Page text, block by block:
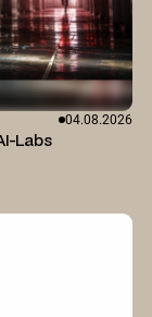
04.08.2026
Labs